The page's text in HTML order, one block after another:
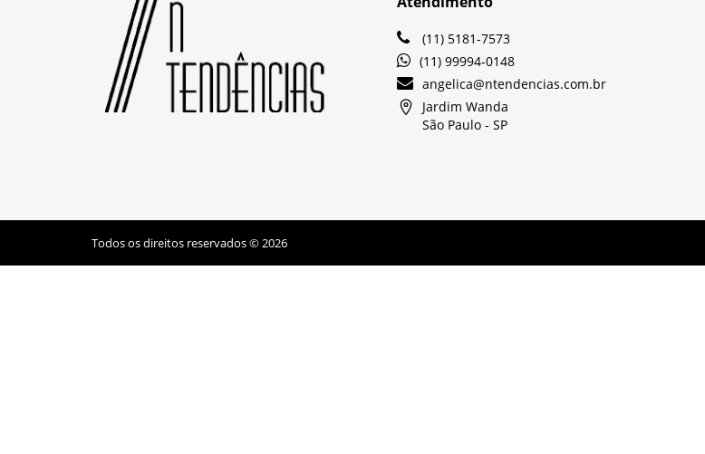
(11) 5181-7573
(11) 99994-0148
angelica@ntendencias.com.br
Jardim Wanda
São Paulo -SP
Todos os direitos reservados © 2026